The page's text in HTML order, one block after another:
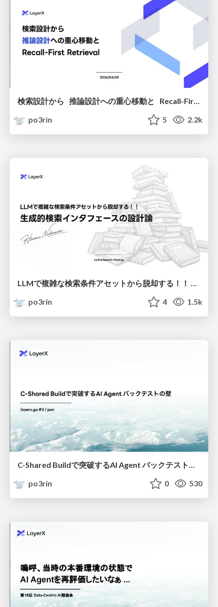
検索設計から 推論設計への重心移動と Recall-First Retrieval
po3rin
5 2.2k
po3rin
4 1.5k
C-Shared Buildで突破するAI Agent バックテストの壁
po3rin
0 530